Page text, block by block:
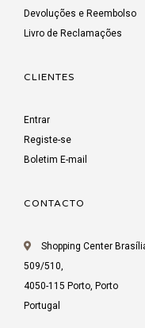
Devoluções e Reembolso
Livro de Reclamações
CLIENTES
Entrar
Registe-se
Boletim E-mail
CONTACTO
Shopping Center
509/510,
4050-115 Porto, Porto
Portugal